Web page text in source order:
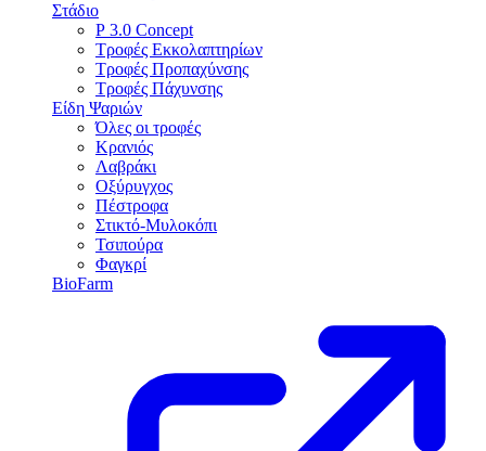
Στάδιο
P 3.0 Concept
Τροφές Εκκολαπτηρίων
Τροφές Προπαχύνσης
Τροφές Πάχυνσης
Είδη Ψαριών
Όλες οι τροφές
Κρανιός
Λαβράκι
Οξύρυγχος
Πέστροφα
Στικτό-Μυλοκόπι
Τσιπούρα
Φαγκρί
BioFarm